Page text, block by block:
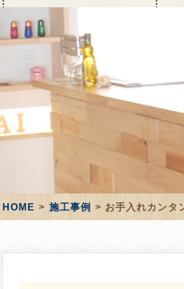
HOME 施工事例 お手入れカンタ